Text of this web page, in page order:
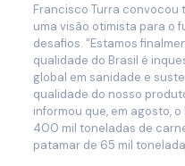
Francisco Turra
uma visão otimista para o
desafios. “Estamos
qualidade do Brasil é
global em sanidade e
qualidade do nosso
informou que, em agosto,
400 mil toneladas de
patamar de 65 mil